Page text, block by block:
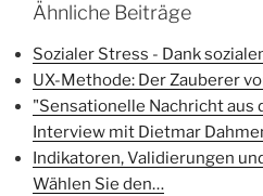
Ähnliche Beiträge
Sozialer Stress - Dank
UX-Methode: Der Zauberer
"Sensationelle Nachricht aus
Interview mit Dietmar
Indikatoren, Validierungen
Wählen Sie den…